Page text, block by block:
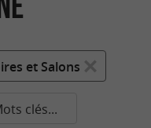
et Salons
clés...